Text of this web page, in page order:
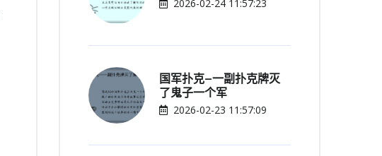
2026-02-24 11:57:23
国军扑克—一副扑克牌灭
了鬼子一个军
2026-02-23 11:57:09